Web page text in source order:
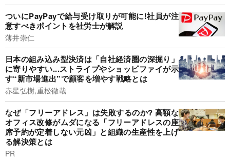
ついにPayPayで給与受け取りが可能に!社員が注
意すべきポイントを社労士が解説
薄井崇仁
日本の組み込み型決済は「自社経済圏の深掘り」
に寄りやすい...ストライプやショッピファイが示
す“新市場進出”で顧客を増やす戦略とは
赤星弘樹,重松徹哉
なぜ「フリーアドレス」は失敗するのか? 高額な
オフィス改修がムダになる「フリーアドレスの座
席予約が定着しない元凶」と組織の生産性を上げ
る解決策とは
PR